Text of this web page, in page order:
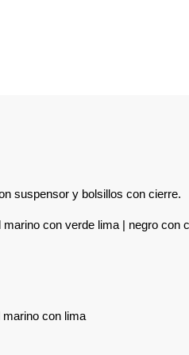
suspensor y bolsillos con cierre.
con verde lima | negro con
con lima